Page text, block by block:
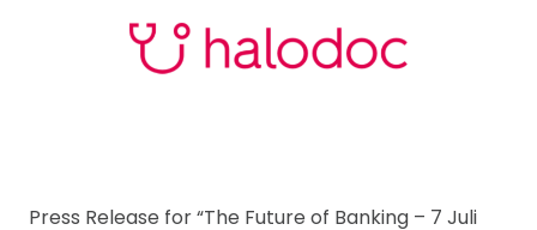
Press Release for “The Future of Banking – 7 Juli